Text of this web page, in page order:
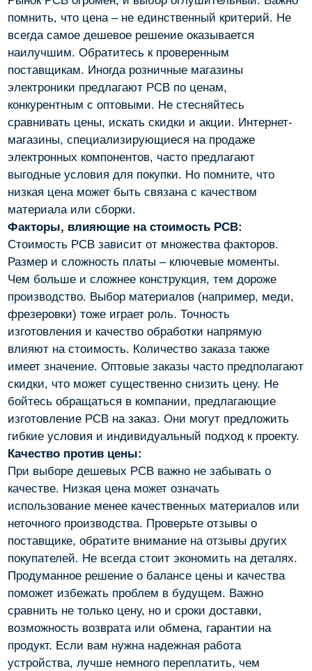
помнить, что цена – не единственный критерий. Не
всегда самое дешевое решение оказывается
наилучшим. Обратитесь к проверенным
поставщикам. Иногда розничные магазины
электроники предлагают PCB по ценам,
конкурентным с оптовыми. Не стесняйтесь
сравнивать цены, искать скидки и акции. Интернет-
магазины, специализирующиеся на продаже
электронных компонентов, часто предлагают
выгодные условия для покупки. Но помните, что
низкая цена может быть связана с качеством
материала или сборки.
Факторы, влияющие на стоимость PCB:
Стоимость PCB зависит от множества факторов.
Размер и сложность платы – ключевые моменты.
Чем больше и сложнее конструкция, тем дороже
производство. Выбор материалов (например, меди,
фрезеровки) тоже играет роль. Точность
изготовления и качество обработки напрямую
влияют на стоимость. Количество заказа также
имеет значение. Оптовые заказы часто предполагают
скидки, что может существенно снизить цену. Не
бойтесь обращаться в компании, предлагающие
изготовление PCB на заказ. Они могут предложить
гибкие условия и индивидуальный подход к проекту.
Качество против цены:
При выборе дешевых PCB важно не забывать о
качестве. Низкая цена может означать
использование менее качественных материалов или
неточного производства. Проверьте отзывы о
поставщике, обратите внимание на отзывы других
покупателей. Не всегда стоит экономить на деталях.
Продуманное решение о балансе цены и качества
поможет избежать проблем в будущем. Важно
сравнить не только цену, но и сроки доставки,
возможность возврата или обмена, гарантии на
продукт. Если вам нужна надежная работа
устройства, лучше немного переплатить, чем